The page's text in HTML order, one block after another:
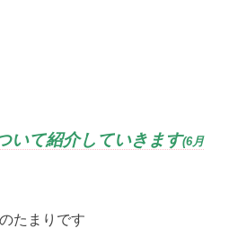
いて紹介していきます(6月
たまりです